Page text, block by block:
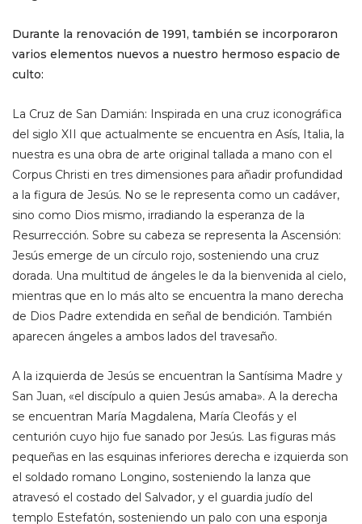
Durante la renovación de 1991, también se incorporaron
varios elementos nuevos a nuestro hermoso espacio de
culto:
La Cruz de San Damián: Inspirada en una cruz iconográfica
del siglo XII que actualmente se encuentra en Asís, Italia, la
nuestra es una obra de arte original tallada a mano con el
Corpus Christi en tres dimensiones para añadir profundidad
a la figura de Jesús. No se le representa como un cadáver,
sino como Dios mismo, irradiando la esperanza de la
Resurrección. Sobre su cabeza se representa la Ascensión:
Jesús emerge de un círculo rojo, sosteniendo una cruz
dorada. Una multitud de ángeles le da la bienvenida al cielo,
mientras que en lo más alto se encuentra la mano derecha
de Dios Padre extendida en señal de bendición. También
aparecen ángeles a ambos lados del travesaño.
A la izquierda de Jesús se encuentran la Santísima Madre y
San Juan, «el discípulo a quien Jesús amaba». A la derecha
se encuentran María Magdalena, María Cleofás y el
centurión cuyo hijo fue sanado por Jesús. Las figuras más
pequeñas en las esquinas inferiores derecha e izquierda son
el soldado romano Longino, sosteniendo la lanza que
atravesó el costado del Salvador, y el guardia judío del
templo Estefatón, sosteniendo un palo con una esponja